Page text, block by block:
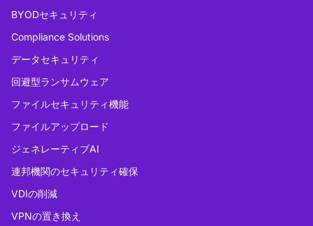
BYODセキュリティ
Compliance Solutions
データセキュリティ
回避型ランサムウェア
ファイルセキュリティ機能
ファイルアップロード
ジェネレーティブAI
連邦機関のセキュリティ確保
VDIの削減
VPNの置き換え